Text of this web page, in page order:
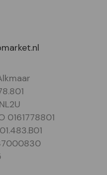
0161778801